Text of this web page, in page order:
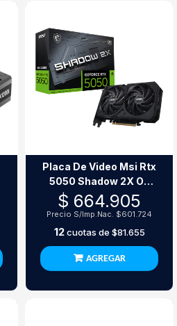
Placa De Video Msi Rtx
5050 Shadow 2X Oc
8Gb Gddr6
$ 664.905
Precio S/Imp.Nac. $601.724
12cuotas de $81.655
AGREGAR